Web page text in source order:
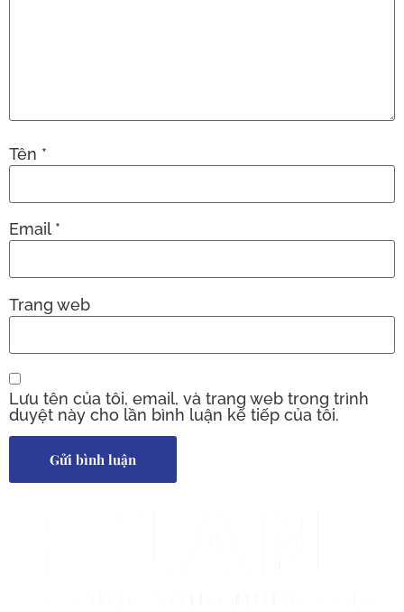
Tên *
Email *
Trang web
Lưu tên của tôi, email, và trang web trong trình
duyệt này cho lần bình luận kế tiếp của tôi.